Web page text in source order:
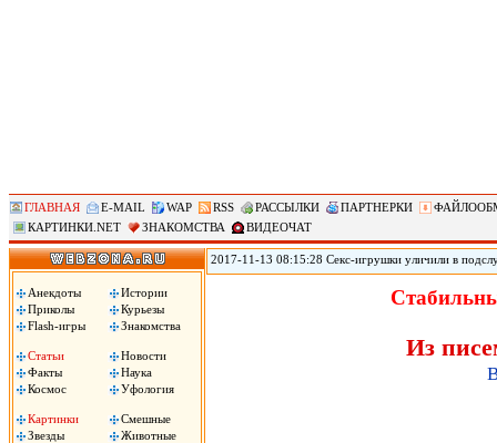
ГЛАВНАЯ E-MAIL WAP RSS РАССЫЛКИ ПАРТНЕРКИ
КАРТИНКИ.NET
ЗНАКОМСТВА ВИДЕОЧАТ
Анекдоты
Истории
Приколы
Курьезы
Flash-игры
Знакомства
Статьи
Новости
Факты
Наука
Космос
Уфология
Картинки
Смешные
Звезды
Животные
2017-11-13 08:15:28 Секс-игрушки уличили в
позволяет удаленно контролировать секс-игрушки,
затем сохраняло в памяти телефона. .
Из